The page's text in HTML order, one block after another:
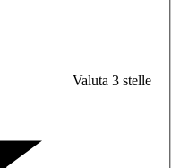
Valuta 3 stelle